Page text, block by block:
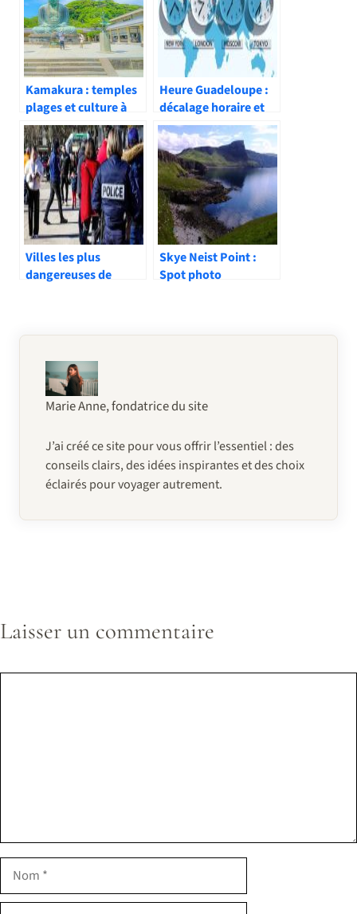
Kamakura : temples
plages et culture à
moins d’1h de Tokyo
Heure Guadeloupe :
décalage horaire et
conseils pratiques
Villes les plus
dangereuses de
Skye Neist Point :
Spot photo
Marie Anne, fondatrice du site
J’ai créé ce site pour vous offrir l’essentiel : des
conseils clairs, des idées inspirantes et des choix
éclairés pour voyager autrement.
Laisser un commentaire
Nom